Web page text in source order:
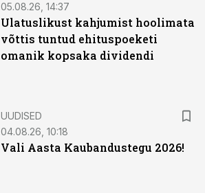
05.08.26, 14:37
Ulatuslikust kahjumist hoolimata
võttis tuntud ehituspoeketi
omanik kopsaka dividendi
UUDISED
04.08.26, 10:18
Vali Aasta Kaubandustegu 2026!